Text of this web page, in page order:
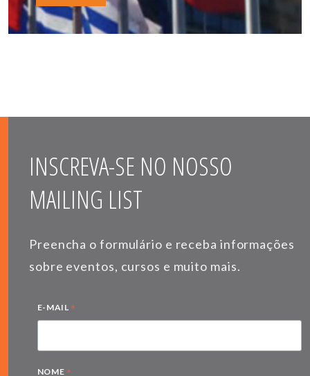
INSCREVA-SE NO NOSSO
MAILING LIST
Preencha o formulário e receba informações
sobre eventos, cursos e muito mais.
E-MAIL *
NOME *